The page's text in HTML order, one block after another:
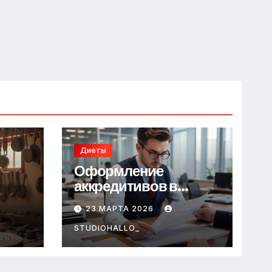
Диеты
Оформление
аккредитивов в
международной
торговле
23 МАРТА 2026
STUDIOHALLO_